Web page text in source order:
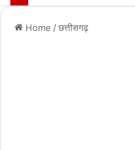
Home /छत्तीसगढ़